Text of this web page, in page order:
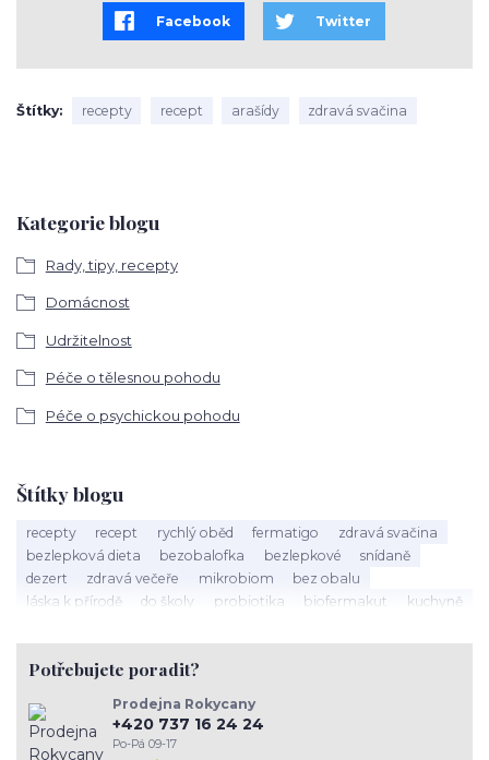
Kategorie blogu
Rady, tipy, recepty
Domácnost
Udržitelnost
Péče o tělesnou pohodu
Péče o psychickou pohodu
Štítky blogu
recepty recept rychlý oběd fermatigo
zdravá svačina
bezlepková dieta
bezobalofka bezlepkové
snídaně
dezert
zdravá večeře mikrobiom
bez obalu
láska k přírodě
do školy probiotika biofermakut
kuchyně
ambasador zdrave domacnosti
toxicke latky
jedy v domacnosti
sušenky
narozeniy Bezobalofky
těstoviny
jarní jídelníček
střevo
Potřebujete poradit?
Prodejna Rokycany
+420 737 16 24 24
Po-Pá 09-17
Facebook Twitter
Štítky recepty recept arašídy zdravá svačina